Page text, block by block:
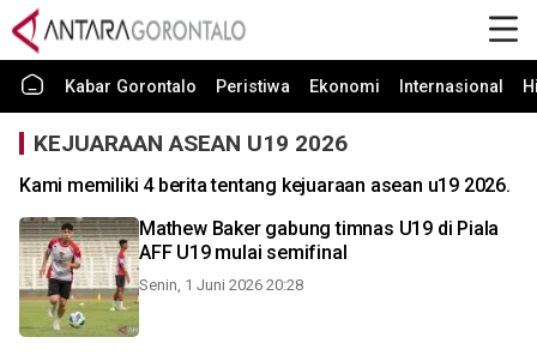
Kabar Gorontalo Peristiwa Ekonomi Internasional
KEJUARAAN ASEAN U19 2026
Kami memiliki 4 berita tentang kejuaraan asean u19 2026.
Mathew Baker gabung timnas U19 di Piala
AFF U19 mulai semifinal
Senin, 1 Juni 2026 20:28